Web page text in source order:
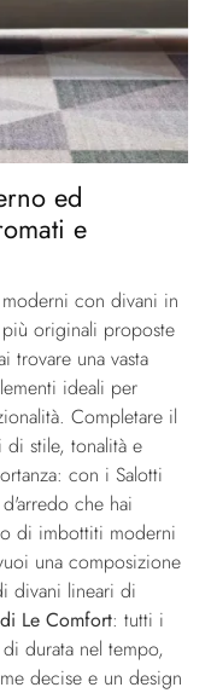
ed
e
con divani in
originali proposte
trovare una vasta
ideali per
Completare il
stile, tonalità e
con i Salotti
che hai
di imbottiti moderni
una composizione
divani lineari di
Le Comfort: tutti i
durata nel tempo,
decise e un design